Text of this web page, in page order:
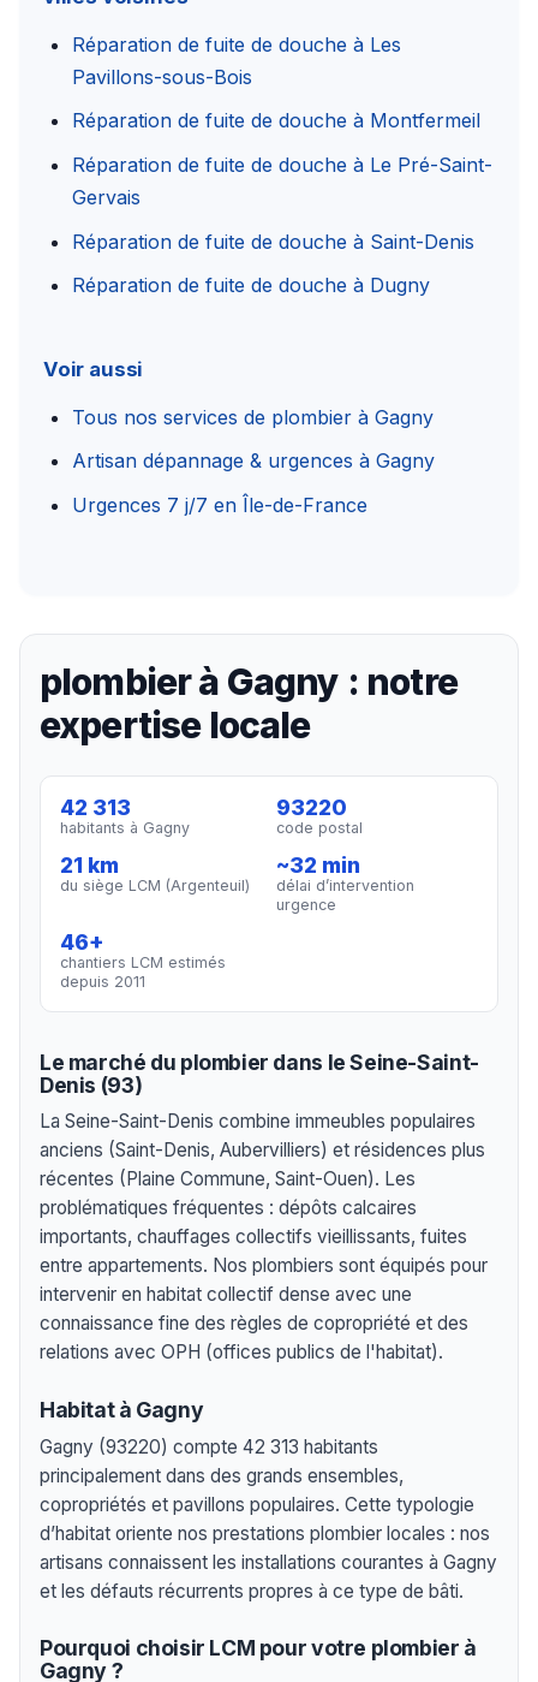
Réparation de fuite de douche à Les
Pavillons-sous-Bois
Réparation de fuite de douche à Montfermeil
Réparation de fuite de douche à Le Pré-Saint-
Gervais
Réparation de fuite de douche à Saint-Denis
Réparation de fuite de douche à Dugny
Voir aussi
Tous nos services de plombier à Gagny
Artisan dépannage & urgences à Gagny
Urgences 7 j/7 en Île-de-France
plombier à Gagny : notre
expertise locale
42 313
habitants à Gagny
93220
code postal
21 km
du siège LCM (Argenteuil)
~32 min
délai d’intervention
urgence
46+
chantiers LCM estimés
depuis 2011
Le marché du plombier dans le Seine-Saint-
Denis (93)
La Seine-Saint-Denis combine immeubles populaires
anciens (Saint-Denis, Aubervilliers) et résidences plus
récentes (Plaine Commune, Saint-Ouen). Les
problématiques fréquentes : dépôts calcaires
importants, chauffages collectifs vieillissants, fuites
entre appartements. Nos plombiers sont équipés pour
intervenir en habitat collectif dense avec une
connaissance fine des règles de copropriété et des
relations avec OPH (offices publics de l'habitat).
Habitat à Gagny
Gagny (93220) compte 42 313 habitants
principalement dans des grands ensembles,
copropriétés et pavillons populaires. Cette typologie
d’habitat oriente nos prestations plombier locales : nos
artisans connaissent les installations courantes à Gagny
et les défauts récurrents propres à ce type de bâti.
Pourquoi choisir LCM pour votre plombier à
Gagny ?